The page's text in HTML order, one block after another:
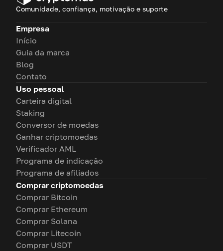
Comunidade, confiança, motivação e suporte
Empresa
Início
Guia da marca
Blog
Contato
Uso pessoal
Carteira digital
Staking
Conversor de moedas
Ganhar criptomoedas
Verificador AML
Programa de indicação
Programa de afiliados
Comprar criptomoedas
Comprar Bitcoin
Comprar Ethereum
Comprar Solana
Comprar Litecoin
Comprar USDT